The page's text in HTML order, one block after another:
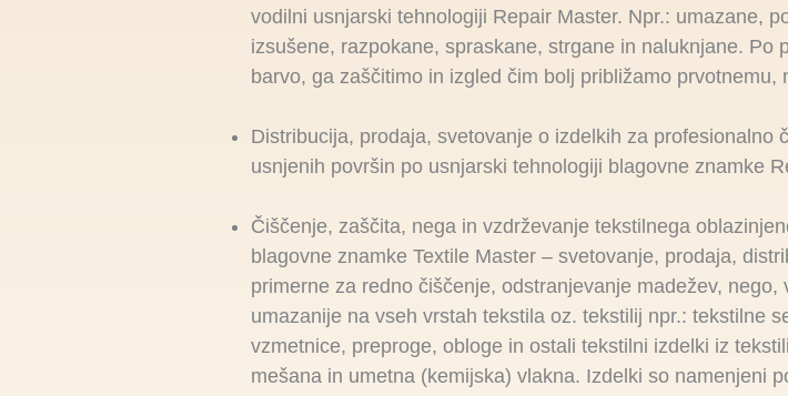
vodilni usnjarski tehnologiji Repair Master. Npr.: umazane,
izsušene, razpokane, spraskane, strgane in naluknjane.
barvo, ga zaščitimo in izgled čim bolj približamo
Distribucija, prodaja, svetovanje o izdelkih za
usnjenih površin po usnjarski tehnologiji blagovne znamke
Čiščenje, zaščita, nega in vzdrževanje tekstilnega
blagovne znamke Textile Master – svetovanje, prodaja,
primerne za redno čiščenje, odstranjevanje madežev,
umazanije na vseh vrstah tekstila oz. tekstilij npr.: tekstilne
vzmetnice, preproge, obloge in ostali tekstilni izdelki iz
mešana in umetna (kemijska) vlakna. Izdelki so namenjeni